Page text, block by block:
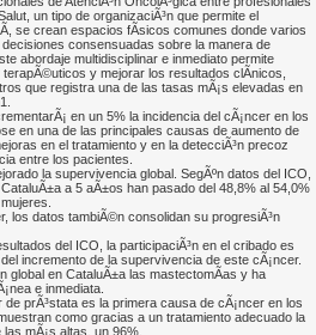
un tipo de organizaciÃ³n que permite el
se crean espacios fÃ­sicos comunes donde varios
consensuadas sobre la manera de
abordaje multidisciplinar e inmediato permite
y mejorar los resultados clÃ­nicos,
que registra una de las tasas mÃ¡s elevadas en
en un 5% la incidencia del cÃ¡ncer en los
en una de las principales causas de aumento de
en el tratamiento y en la detecciÃ³n precoz
entre los pacientes.
la supervivencia global. SegÃºn datos del ICO,
a 5 aÃ±os han pasado del 48,8% al 54,0%
los datos tambiÃ©n consolidan su progresiÃ³n
del ICO, la participaciÃ³n en el cribado es
incremento de la supervivencia de este cÃ¡ncer.
global en CataluÃ±a las mastectomÃ­as y ha
e inmediata.
de prÃ³stata es la primera causa de cÃ¡ncer en los
como gracias a un tratamiento adecuado la
mÃ¡s altas, un 96%.